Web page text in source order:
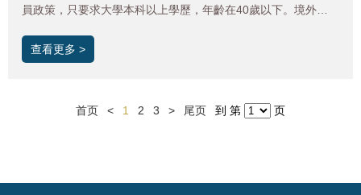
員政策，只要求大學本科以上學歷，年齡在40歲以下。境外，
的“差異化進入”規則沒有得到落實。
查看更多 >
首页 < 1 2 3 > 尾页 到 第 页